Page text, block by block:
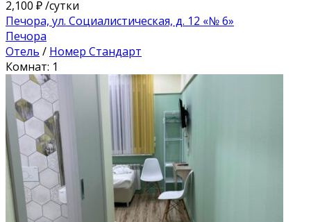
2,100 ₽/сутки
Печора, ул. Социалистическая, д. 12 «№ 6»
Печора
Отель / Номер Стандарт
Комнат: 1